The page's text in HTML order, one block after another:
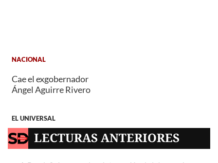
NACIONAL
Cae el exgobernador
Ángel Aguirre Rivero
EL UNIVERSAL
LECTURAS ANTERIORES